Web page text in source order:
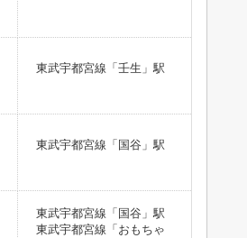
東武宇都宮線「壬生」駅
東武宇都宮線「国谷」駅
東武宇都宮線「国谷」駅
東武宇都宮線「おもちゃ